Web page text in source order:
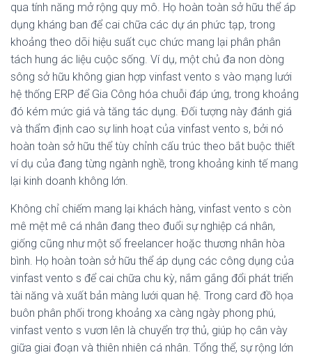
qua tính năng mở rộng quy mô. Họ hoàn toàn sở hữu thể áp
dụng kháng ban để cai chữa các dự án phức tạp, trong
khoảng theo dõi hiệu suất cục chức mang lại phân phân
tách hung ác liệu cuộc sống. Ví dụ, một chủ đa non dòng
sông sở hữu không gian hợp vinfast vento s vào mạng lưới
hệ thống ERP để Gia Công hóa chuỗi đáp ứng, trong khoảng
đó kém mức giá và tăng tác dụng. Đối tượng này đánh giá
và thẩm định cao sự linh hoạt của vinfast vento s, bởi nó
hoàn toàn sở hữu thể tùy chỉnh cấu trúc theo bắt buộc thiết
ví dụ của đang từng ngành nghề, trong khoảng kinh tế mang
lại kinh doanh không lớn.
Không chỉ chiếm mang lại khách hàng, vinfast vento s còn
mê mệt mê cá nhân đang theo đuổi sự nghiệp cá nhân,
giống cũng như một số freelancer hoặc thương nhân hòa
bình. Họ hoàn toàn sở hữu thể áp dụng các công dụng của
vinfast vento s để cai chữa chu kỳ, nắm gắng đổi phát triển
tài năng và xuất bản màng lưới quan hệ. Trong card đồ họa
buôn phân phối trong khoảng xa càng ngày phong phú,
vinfast vento s vươn lên là chuyển trợ thủ, giúp họ cân vày
giữa giai đoạn và thiên nhiên cá nhân. Tổng thể, sự rộng lớn